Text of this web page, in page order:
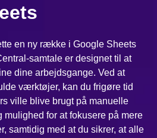
en ny række i Google Sheets
samtale er designet til at
dine arbejdsgange. Ved at
værktøjer, kan du frigøre tid
ville blive brugt på manuelle
mulighed for at fokusere på mere
samtidig med at du sikrer, at alle